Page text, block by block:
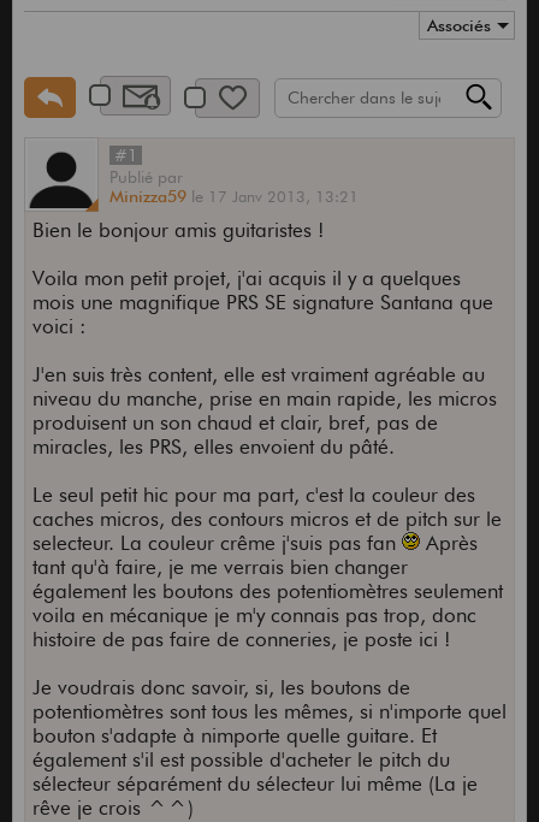
Associés
#1
Publié par
Minizza59 le 17 Janv 2013, 13:21
Bien le bonjour amis guitaristes !
Voila mon petit projet, j'ai acquis il y a quelques
mois une magnifique PRS SE signature Santana que
voici :
J'en suis très content, elle est vraiment agréable au
niveau du manche, prise en main rapide, les micros
produisent un son chaud et clair, bref, pas de
miracles, les PRS, elles envoient du pâté.
Le seul petit hic pour ma part, c'est la couleur des
caches micros, des contours micros et de pitch sur le
selecteur. La couleur crême j'suis pas fan
Après
tant qu'à faire, je me verrais bien changer
également les boutons des potentiomètres seulement
voila en mécanique je m'y connais pas trop, donc
histoire de pas faire de conneries, je poste ici !
Je voudrais donc savoir, si, les boutons de
potentiomètres sont tous les mêmes, si n'importe quel
bouton s'adapte à nimporte quelle guitare. Et
également s'il est possible d'acheter le pitch du
sélecteur séparément du sélecteur lui même (La je
rêve je crois ^^)